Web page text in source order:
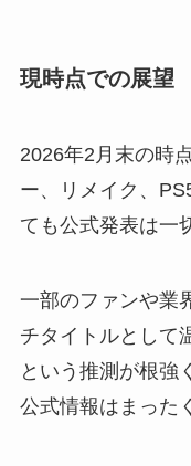
現時点での展望
2026年2月末の時
ー、リメイク、
ても公式発表は一
一部のファンや業
チタイトルとして
という推測が根強
公式情報はまった